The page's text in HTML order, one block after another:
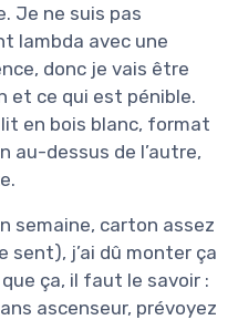
Je ne suis pas
lambda avec une
donc je vais être
et ce qui est pénible.
en bois blanc, format
au-dessus de l’autre,
semaine, carton assez
sent), j’ai dû monter ça
que ça, il faut le savoir :
ascenseur, prévoyez